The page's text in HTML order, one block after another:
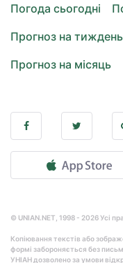
Погода сьогодні
Прогноз на тиждень
Прогноз на місяць
© UNIAN.NET, 1998 - 2026 Усі
Копіювання текстів або
формі забороняється без
УНІАН дозволено за умови